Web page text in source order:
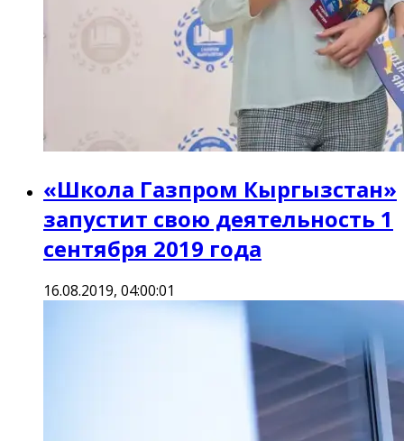
«Школа Газпром Кыргызстан»
запустит свою деятельность 1
сентября 2019 года
16.08.2019, 04:00:01